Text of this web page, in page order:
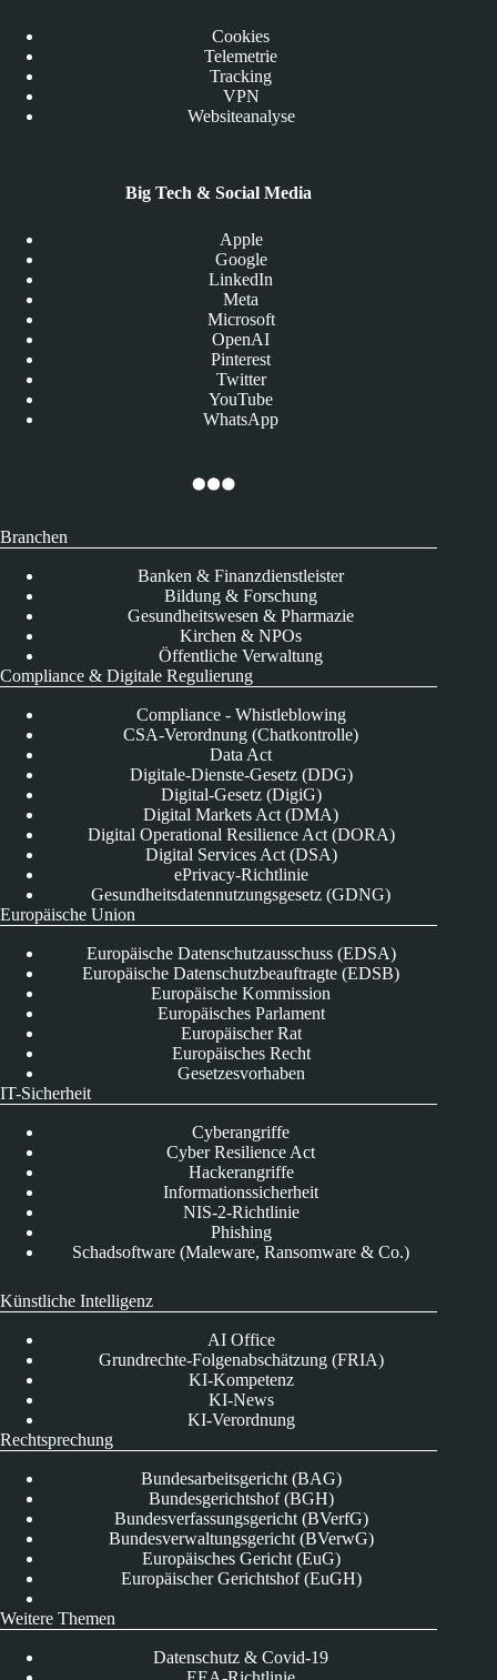
Cookies
Telemetrie
Tracking
VPN
Websiteanalyse
Big Tech & Social Media
Apple
Google
LinkedIn
Meta
Microsoft
OpenAI
Pinterest
Twitter
YouTube
WhatsApp
Branchen
Banken & Finanzdienstleister
Bildung & Forschung
Gesundheitswesen & Pharmazie
Kirchen & NPOs
Öffentliche Verwaltung
Compliance & Digitale Regulierung
Compliance - Whistleblowing
CSA-Verordnung (Chatkontrolle)
Data Act
Digitale-Dienste-Gesetz (DDG)
Digital-Gesetz (DigiG)
Digital Markets Act (DMA)
Digital Operational Resilience Act (DORA)
Digital Services Act (DSA)
ePrivacy-Richtlinie
Gesundheitsdatennutzungsgesetz (GDNG)
Europäische Union
Europäische Datenschutzausschuss (EDSA)
Europäische Datenschutzbeauftragte (EDSB)
Europäische Kommission
Europäisches Parlament
Europäischer Rat
Europäisches Recht
Gesetzesvorhaben
IT-Sicherheit
Cyberangriffe
Cyber Resilience Act
Hackerangriffe
Informationssicherheit
NIS-2-Richtlinie
Phishing
Schadsoftware (Maleware, Ransomware & Co.)
Künstliche Intelligenz
AI Office
Grundrechte-Folgenabschätzung (FRIA)
KI-Kompetenz
KI-News
KI-Verordnung
Rechtsprechung
Bundesarbeitsgericht (BAG)
Bundesgerichtshof (BGH)
Bundesverfassungsgericht (BVerfG)
Bundesverwaltungsgericht (BVerwG)
Europäisches Gericht (EuG)
Europäischer Gerichtshof (EuGH)
Weitere Themen
Datenschutz & Covid-19